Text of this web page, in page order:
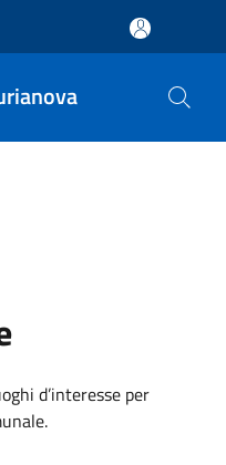
d’interesse per